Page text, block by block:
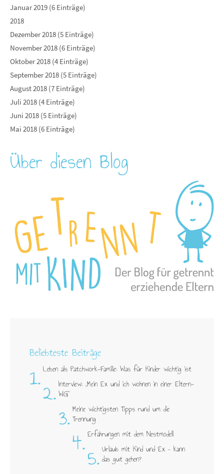
Januar 2019 (6 Einträge)
2018
Dezember 2018 (5 Einträge)
November 2018 (6 Einträge)
Oktober 2018 (4 Einträge)
September 2018 (5 Einträge)
August 2018 (7 Einträge)
Juli 2018 (4 Einträge)
Juni 2018 (5 Einträge)
Mai 2018 (6 Einträge)
Über diesen Blog
Beliebteste Beiträge
1. Leben als Patchwork-Familie: Was für Kinder wichtig ist
2. Interview: „Mein Ex und ich wohnen in einer Eltern-
WG"
3. Meine wichtigsten Tipps rund um die
Trennung
4. Erfahrungen mit dem Nestmodell
5. Urlaub mit Kind und Ex – kann
das gut gehen?